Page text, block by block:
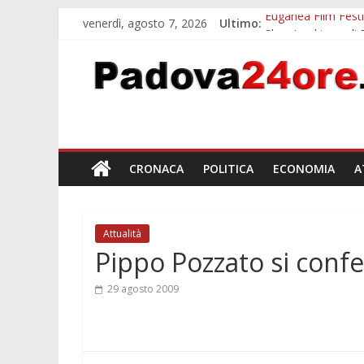
venerdì, agosto 7, 2026 Ultimo: Euganea Film
Notizie di
Orto Botanico
Concorso
CRONACA POLITICA ECONOMIA
Attualità
Pippo Pozzato si
29 agosto 2009